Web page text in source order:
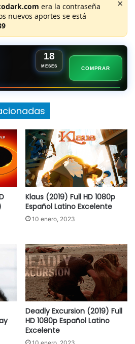
era la contraseña
nuevos aportes se está
×
18
MESES COMPRAR
Klaus (2019) Full HD 1080p
Español Latino Excelente
10 enero, 2023
Deadly Excursion (2019) Full
HD 1080p Español Latino
Excelente